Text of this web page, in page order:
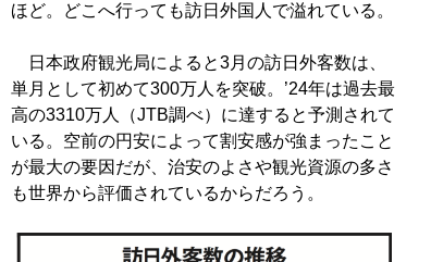
ほど。どこへ行っても訪日外国人で溢れている。
日本政府観光局によると3月の訪日外客数は、
単月として初めて300万人を突破。’24年は過去最
高の3310万人（JTB調べ）に達すると予測されて
いる。空前の円安によって割安感が強まったこと
が最大の要因だが、治安のよさや観光資源の多さ
も世界から評価されているからだろう。